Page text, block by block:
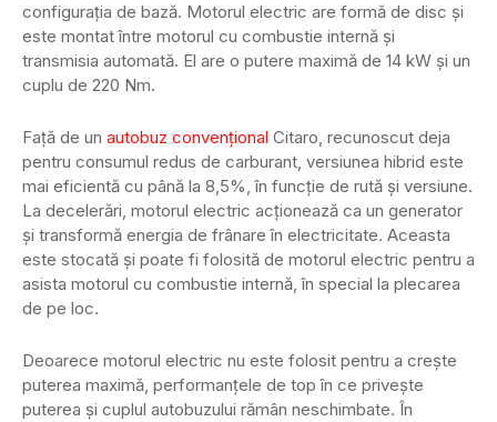
configurația de bază. Motorul electric are formă de disc și
este montat între motorul cu combustie internă și
transmisia automată. El are o putere maximă de 14 kW și un
cuplu de 220 Nm.
Față de un autobuz convențional Citaro, recunoscut deja
pentru consumul redus de carburant, versiunea hibrid este
mai eficientă cu până la 8,5%, în funcție de rută și versiune.
La decelerări, motorul electric acționează ca un generator
și transformă energia de frânare în electricitate. Aceasta
este stocată și poate fi folosită de motorul electric pentru a
asista motorul cu combustie internă, în special la plecarea
de pe loc.
Deoarece motorul electric nu este folosit pentru a crește
puterea maximă, performanțele de top în ce privește
puterea și cuplul autobuzului rămân neschimbate. În